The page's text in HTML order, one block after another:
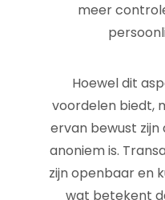
meer
Hoewel dit
voordelen biedt,
ervan bewust
anoniem is.
zijn openbaar en
wat betekent